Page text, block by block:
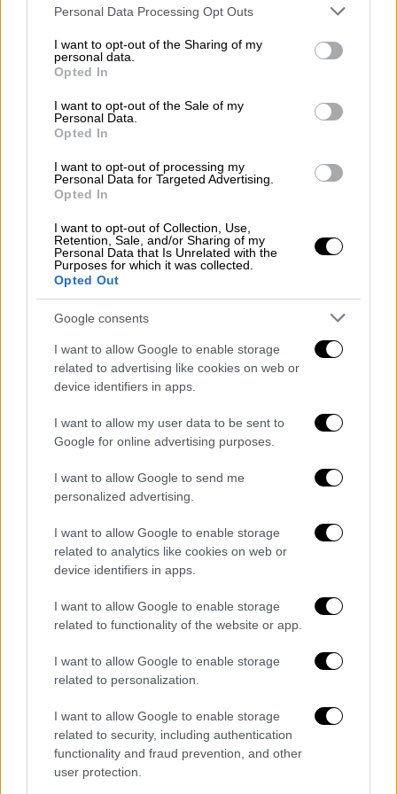
Please note that this website/app uses one or more Google
not limited to your visit or usage behaviour. You may click to
grant or deny consent to Google and its third-party tags to
use your data for below specified purposes in below Google
consent section.
Personal Data Processing Opt Outs
I want to opt-out of the Sharing of my
personal data.
Opted In
I want to opt-out of the Sale of my
Personal Data.
Opted In
I want to opt-out of processing my
Personal Data for Targeted Advertising.
Opted In
I want to opt-out of Collection, Use,
Retention, Sale, and/or Sharing of my
Personal Data that Is Unrelated with the
Purposes for which it was collected.
Opted Out
Google consents
I want to allow Google to enable storage
related to advertising like cookies on web or
device identifiers in apps.
I want to allow my user data to be sent to
Google for online advertising purposes.
I want to allow Google to send me
personalized advertising.
I want to allow Google to enable storage
related to analytics like cookies on web or
device identifiers in apps.
I want to allow Google to enable storage
related to functionality of the website or app.
I want to allow Google to enable storage
related to personalization.
I want to allow Google to enable storage
related to security, including authentication
functionality and fraud prevention, and other
user protection.
4991594.jpg
copyright: AΠΕ
4991592.jpg
copyright: AΠΕ
4991590.jpg
copyright: AΠΕ